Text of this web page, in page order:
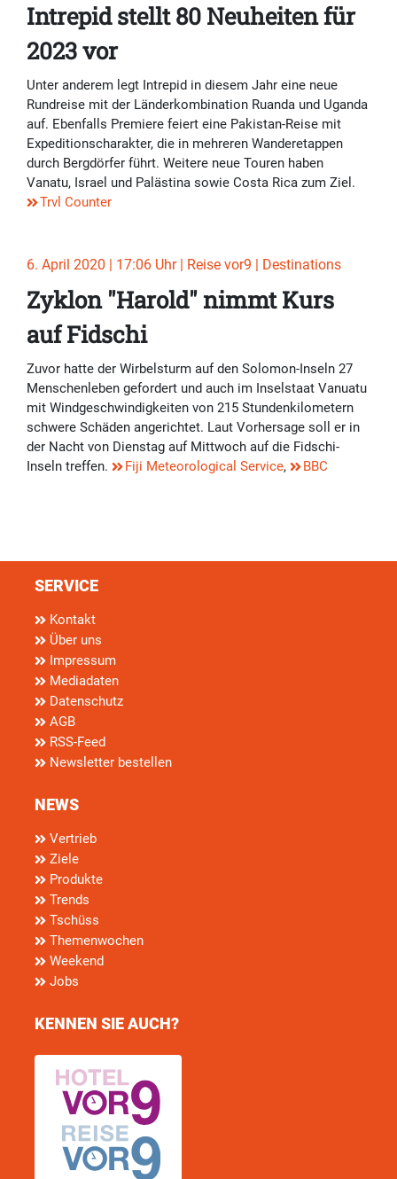
Intrepid stellt 80 Neuheiten für
2023 vor
Unter anderem legt Intrepid in diesem Jahr eine neue
Rundreise mit der Länderkombination Ruanda und Uganda
auf. Ebenfalls Premiere feiert eine Pakistan-Reise mit
Expeditionscharakter, die in mehreren Wanderetappen
durch Bergdörfer führt. Weitere neue Touren haben
Vanatu, Israel und Palästina sowie Costa Rica zum Ziel.
Trvl Counter
6. April 2020 | 17:06 Uhr | Reise vor9 | Destinations
Zyklon "Harold" nimmt Kurs
auf Fidschi
Zuvor hatte der Wirbelsturm auf den Solomon-Inseln 27
Menschenleben gefordert und auch im Inselstaat Vanuatu
mit Windgeschwindigkeiten von 215 Stundenkilometern
schwere Schäden angerichtet. Laut Vorhersage soll er in
der Nacht von Dienstag auf Mittwoch auf die Fidschi-
Inseln treffen.
Fiji Meteorological Service, BBC
SERVICE
Kontakt
Über uns
Impressum
Mediadaten
Datenschutz
AGB
RSS-Feed
Newsletter bestellen
NEWS
Vertrieb
Ziele
Produkte
Trends
Tschüss
Themenwochen
Weekend
Jobs
KENNEN SIE AUCH?